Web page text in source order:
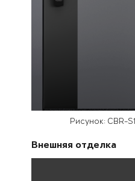
Рисунок: CBR-S1
Внешняя отделка